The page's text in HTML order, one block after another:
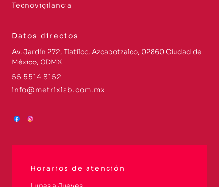
Tecnovigilancia
Datos directos
Av. Jardín 272, Tlatilco, Azcapotzalco, 02860 Ciudad de
México, CDMX
55 5514 8152
info@metrixlab.com.mx
Horarios de atención